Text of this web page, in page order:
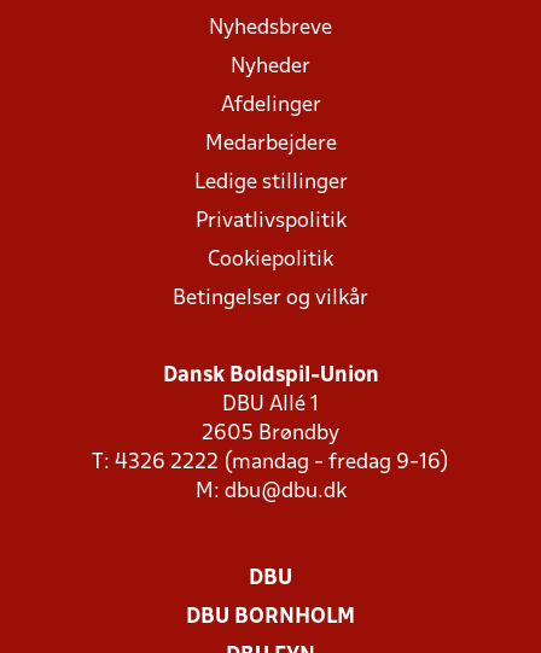
Nyhedsbreve
Nyheder
Afdelinger
Medarbejdere
Ledige stillinger
Privatlivspolitik
Cookiepolitik
Betingelser og vilkår
Dansk Boldspil-Union
DBU Allé 1
2605 Brøndby
T: 4326 2222 (mandag - fredag 9-16)
M: dbu@dbu.dk
DBU
DBU BORNHOLM